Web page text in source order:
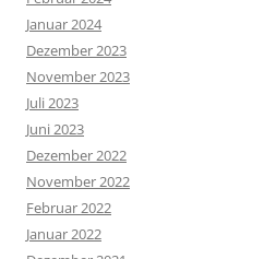
Januar 2024
Dezember 2023
November 2023
Juli 2023
Juni 2023
Dezember 2022
November 2022
Februar 2022
Januar 2022